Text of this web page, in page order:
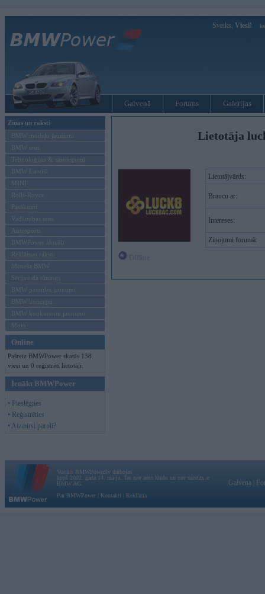
Sveiks, Viesi!
Galvenā Forums Galerijas
Ziņas un raksti
BMW modeļu jaunumi
BMW testi
Tehnoloģijas & sasniegumi
BMW Latvijā
MINI
Rolls-Royce
Pasākumi
Vadāmības tests
Autosports
BMWPower aktuāli
Reklāmas raksti
Mēneša BMW
Sērijveida tūnings
BMW pasaules jaunumi
BMW koncepti
BMW konkurentu jaunumi
Moto
Online
Pašreiz BMWPower skatās 138
viesi un 0 reģistrēti lietotāji.
Ienākt BMWPower
• Pieslēgties
• Reģistrēties
• Aizmirsi paroli?
Lietotāja
Lietotājvārds:
Braucu ar:
Intereses:
Ziņojumi forumā:
Vortāls BMWPower.lv darbojas
kopš 2002. gada 14. maija. Tas nav auto klubs un nav saistīts ar
BMW AG.
Par BMWPower
Kontakti Reklāma
Galvena